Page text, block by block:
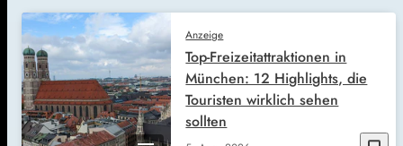
Anzeige
Top-Freizeitattraktionen in
München: 12 Highlights, die
Touristen wirklich sehen
sollten